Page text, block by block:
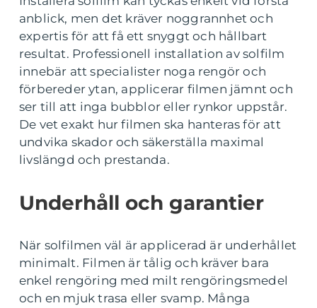
anblick, men det kräver noggrannhet och
expertis för att få ett snyggt och hållbart
resultat. Professionell installation av solfilm
innebär att specialister noga rengör och
förbereder ytan, applicerar filmen jämnt och
ser till att inga bubblor eller rynkor uppstår.
De vet exakt hur filmen ska hanteras för att
undvika skador och säkerställa maximal
livslängd och prestanda.
Underhåll och garantier
När solfilmen väl är applicerad är underhållet
minimalt. Filmen är tålig och kräver bara
enkel rengöring med milt rengöringsmedel
och en mjuk trasa eller svamp. Många